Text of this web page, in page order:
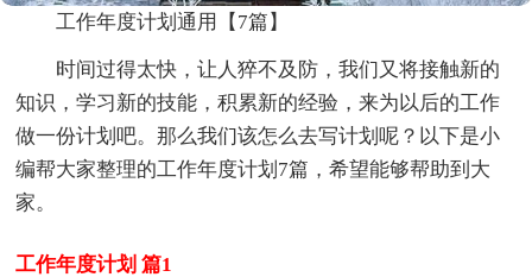
工作年度计划通用【7篇】
时间过得太快，让人猝不及防，我们又将接触新的
知识，学习新的技能，积累新的经验，来为以后的工作
做一份计划吧。那么我们该怎么去写计划呢？以下是小
编帮大家整理的工作年度计划7篇，希望能够帮助到大
家。
工作年度计划 篇1